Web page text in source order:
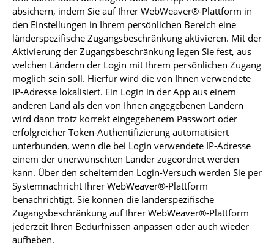
absichern, indem Sie auf Ihrer WebWeaver®-Plattform in
den Einstellungen in Ihrem persönlichen Bereich eine
länderspezifische Zugangsbeschränkung aktivieren. Mit der
Aktivierung der Zugangsbeschränkung legen Sie fest, aus
welchen Ländern der Login mit Ihrem persönlichen Zugang
möglich sein soll. Hierfür wird die von Ihnen verwendete
IP-Adresse lokalisiert. Ein Login in der App aus einem
anderen Land als den von Ihnen angegebenen Ländern
wird dann trotz korrekt eingegebenem Passwort oder
erfolgreicher Token-Authentifizierung automatisiert
unterbunden, wenn die bei Login verwendete IP-Adresse
einem der unerwünschten Länder zugeordnet werden
kann. Über den scheiternden Login-Versuch werden Sie per
Systemnachricht Ihrer WebWeaver®-Plattform
benachrichtigt. Sie können die länderspezifische
Zugangsbeschränkung auf Ihrer WebWeaver®-Plattform
jederzeit Ihren Bedürfnissen anpassen oder auch wieder
aufheben.